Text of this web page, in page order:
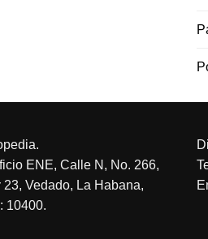
ENE, Calle N, No. 266,
Vedado, La Habana,
10400.